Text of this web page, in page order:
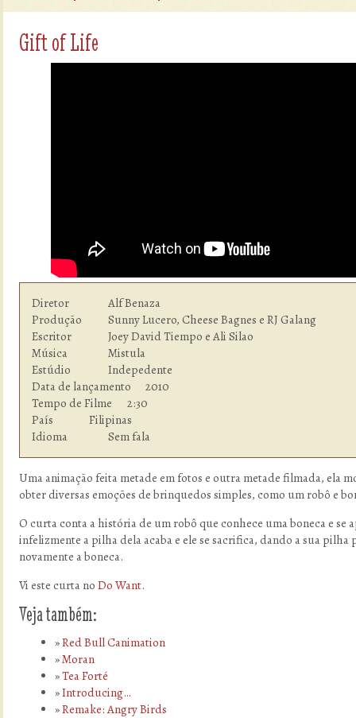
Gift of Life
Diretor         	Alf Benaza
Produção        	Sunny Lucero, Cheese Bagnes e RJ Galang
Escritor        	Joey David Tiempo e Ali Silao
Música          	Mistula
Estúdio  	        Indepedente
Data de lançamento      2010
Tempo de Filme    	2:30
País            	Filipinas
Idioma  	        Sem fala
Uma animação feita metade em fotos e outra metade filmada, ela
obter diversas emoções de brinquedos simples, como um robô e
O curta conta a história de um robô que conhece uma boneca e se
infelizmente a pilha dela acaba e ele se sacrifica, dando a sua pilha
novamente a boneca.
Vi este curta no Do Want.
Veja também:
Red Bull Canimation
Moran
Tea Forté
Introducing…
Remake: Angry Birds